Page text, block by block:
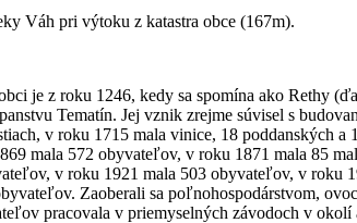
Váh pri výtoku z katastra obce (167m).
je z roku 1246, kedy sa spomína ako Rethy
Tematín. Jej vznik zrejme súvisel s
v roku 1715 mala vinice, 18 poddanských
mala 572 obyvateľov, v roku 1871 mala 85
v roku 1921 mala 503 obyvateľov, v
Zaoberali sa poľnohospodárstvom,
pracovala v priemyselných závodoch v